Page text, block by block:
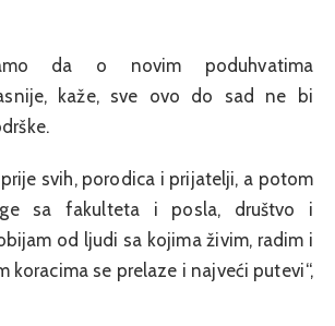
da o novim poduhvatima
kaže, sve ovo do sad ne bi
prije svih, porodica i prijatelji, a potom
sa fakulteta i posla, društvo i
od ljudi sa kojima živim, radim i
koracima se prelaze i najveći putevi“,